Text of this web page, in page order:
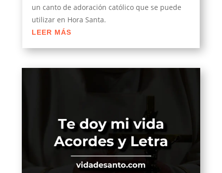
un canto de adoración católico que se puede
utilizar en Hora Santa.
LEER MÁS